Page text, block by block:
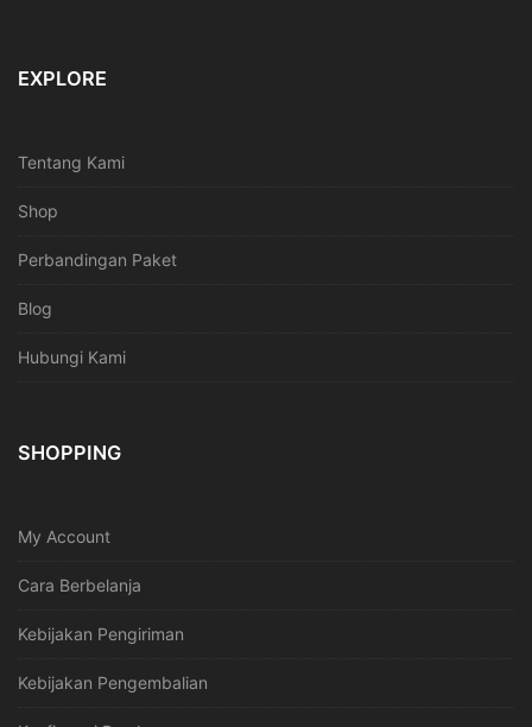
EXPLORE
Tentang Kami
Shop
Perbandingan Paket
Blog
Hubungi Kami
SHOPPING
My Account
Cara Berbelanja
Kebijakan Pengiriman
Kebijakan Pengembalian